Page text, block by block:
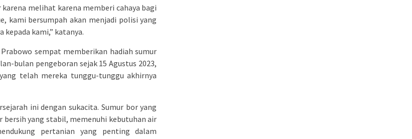
melihat karena memberi cahaya bagi
kami bersumpah akan menjadi polisi yang
kepada kami,” katanya.
sempat memberikan hadiah sumur
bulan pengeboran sejak 15 Agustus 2023,
telah mereka tunggu-tunggu akhirnya
ini dengan sukacita. Sumur bor yang
bersih yang stabil, memenuhi kebutuhan air
pertanian yang penting dalam